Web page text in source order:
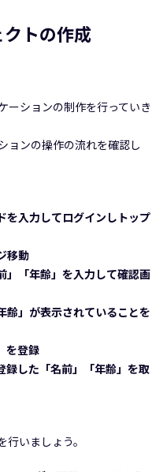
トの作成
ーションの制作を行っていき
ョンの操作の流れを確認し
を入力してログインしトップ
移動
」「年齢」を入力して確認画
齢」が表示されていることを
を登録
録した「名前」「年齢」を取
いましょう。